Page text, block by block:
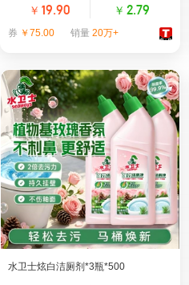
￥ 19.90 ￥ 2.79
券 ￥75.00 销量 20万+
冷酸灵官方旗舰店
水卫士炫白洁厕剂*3瓶*500